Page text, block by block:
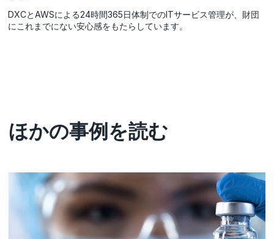
DXCとAWSによる24時間365日体制でのITサービス管理が、財団
にこれまでにない安心感をもたらしています。
ほかの事例を読む